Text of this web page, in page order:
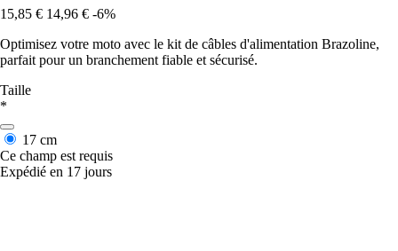
15,85 € 14,96 € -6%
Optimisez votre moto avec le kit de câbles d'alimentation Brazoline,
parfait pour un branchement fiable et sécurisé.
Taille
*
17 cm
Ce champ est requis
Expédié en 17 jours